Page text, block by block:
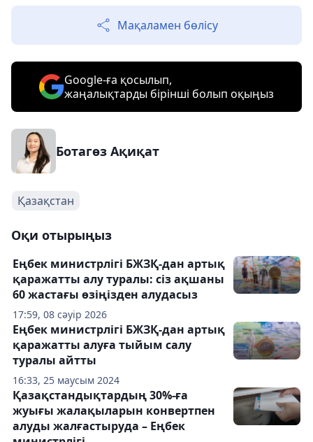
Мақаламен бөлісу
Google-ға қосылып,
жаңалықтарды бірінші болып оқыңыз
Ботагөз Ақиқат
Қазақстан
Оқи отырыңыз
17:59, 08 сәуір 2026
Еңбек министрлігі БЖЗҚ-дан артық
қаражатты алу туралы: сіз ақшаны
60 жастағы өзіңізден алудасыз
16:33, 25 маусым 2024
Еңбек министрлігі БЖЗҚ-дан артық
қаражатты алуға тыйым салу
туралы айтты
Қазақстандықтардың 30%-ға
жуығы жалақыларын конвертпен
алуды жалғастыруда – Еңбек